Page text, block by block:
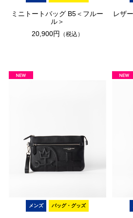
ミニトートバッグ B5＜フルー
ル＞
20,900円
（税込）
レザ
メンズ バッグ・グッズ